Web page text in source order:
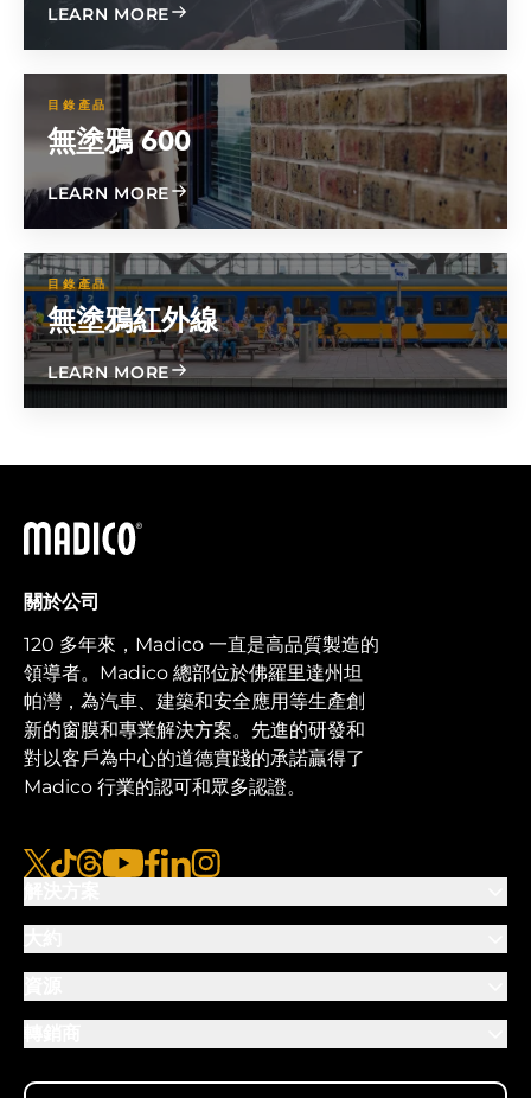
LEARN MOREABOUT BLISTER FREE 600
目錄產品
無塗鴉 600
LEARN MOREABOUT GRAFFITI FREE 600
目錄產品
無塗鴉紅外線
LEARN MOREABOUT GRAFFITI FREE IR
馬迪科
關於公司
120 多年來，Madico 一直是高品質製造的
領導者。Madico 總部位於佛羅里達州坦
帕灣，為汽車、建築和安全應用等生產創
新的窗膜和專業解決方案。先進的研發和
對以客戶為中心的道德實踐的承諾贏得了
Madico 行業的認可和眾多認證。